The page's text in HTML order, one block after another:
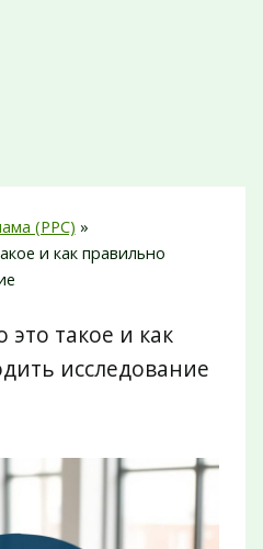
(PPC)
и как правильно
это такое и как
исследование